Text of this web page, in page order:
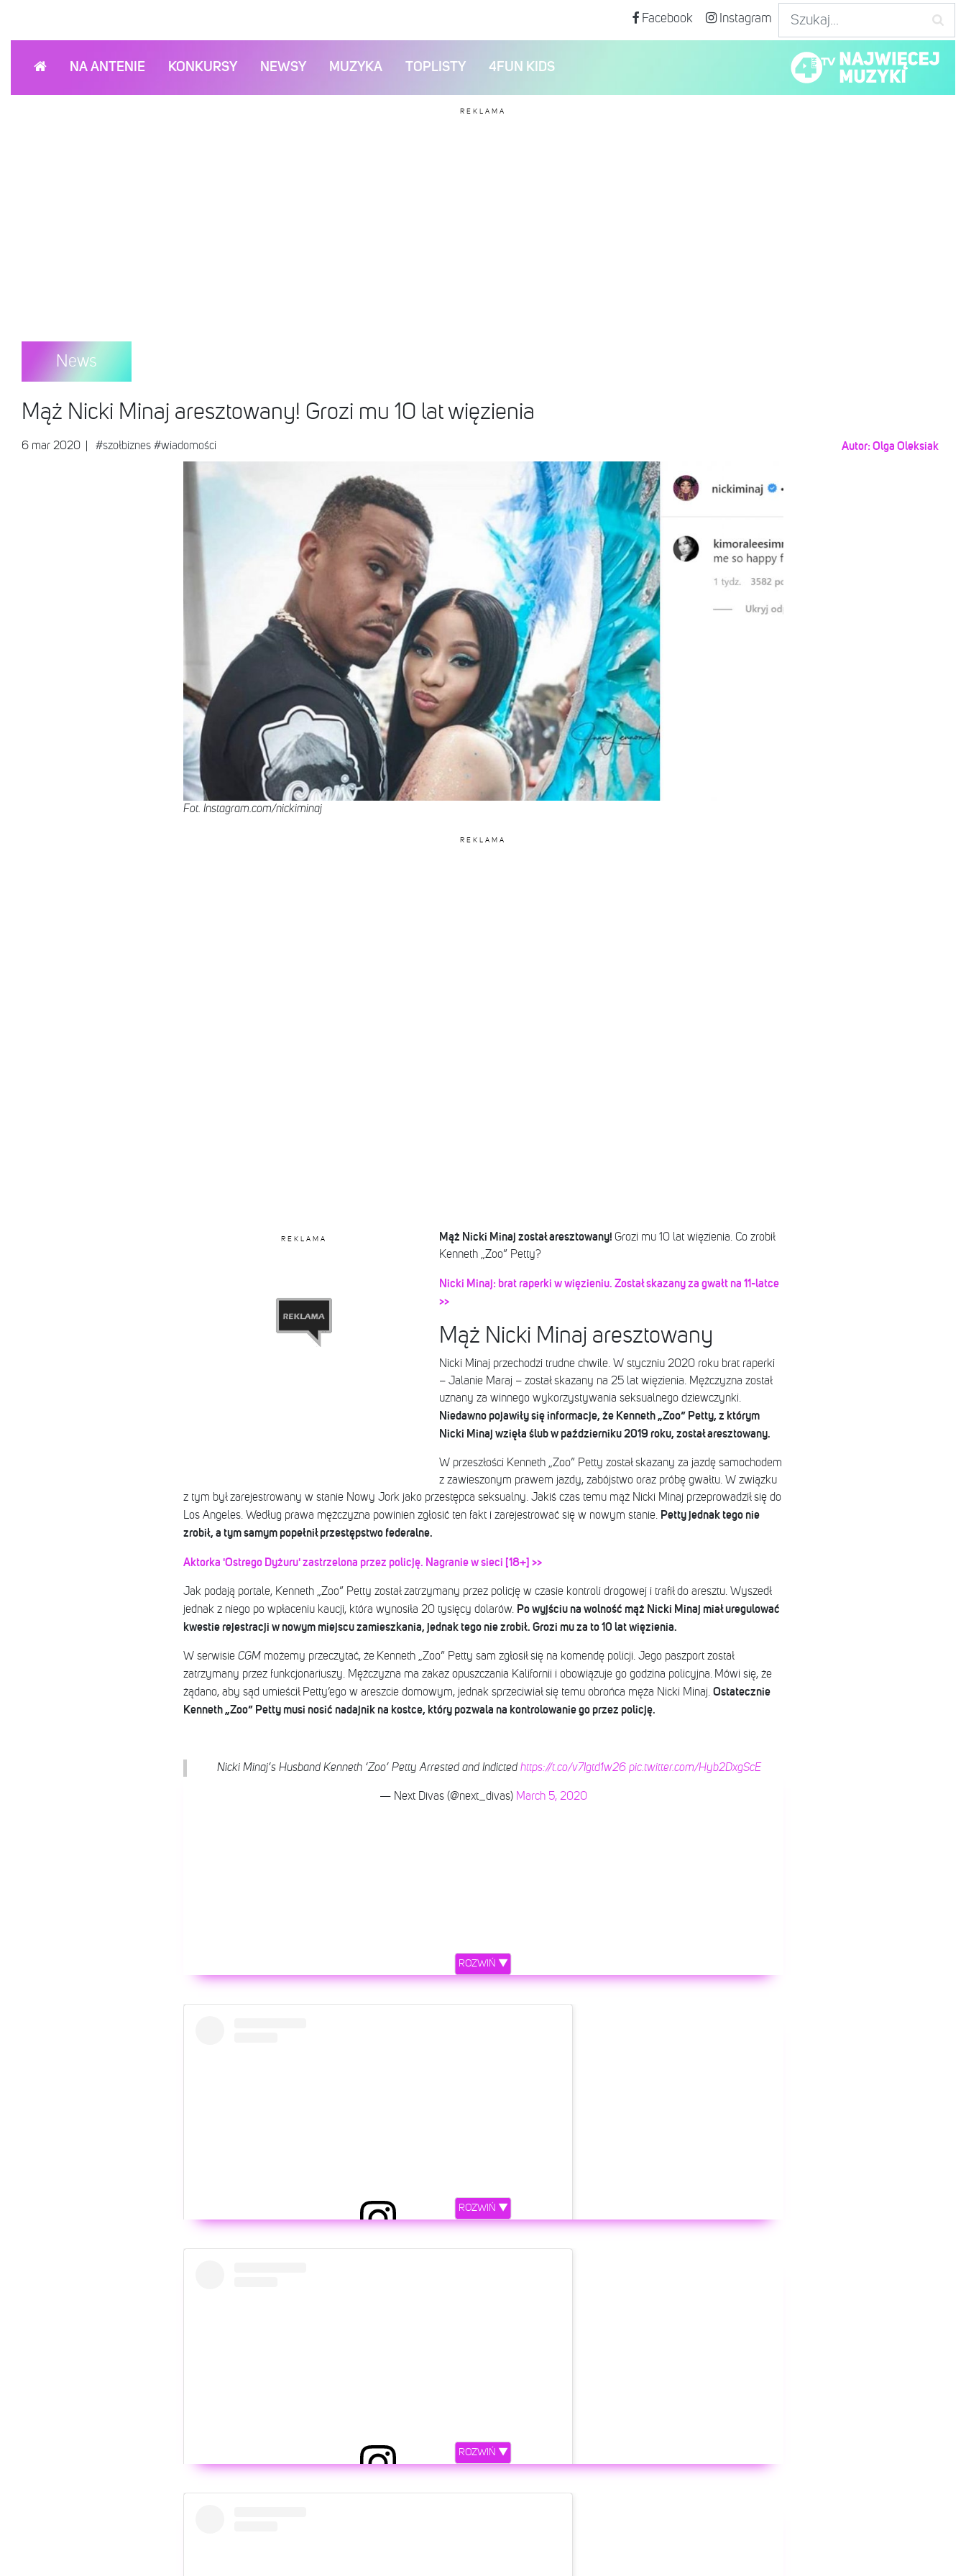
Facebook Instagram
NA ANTENIE KONKURSY NEWSY MUZYKA TOPLISTY 4FUN KIDS
REKLAMA
News
Mąż Nicki Minaj aresztowany! Grozi mu 10 lat więzienia
6 mar 2020 #szołbiznes #wiadomości Autor: Olga Oleksiak
Fot. Instagram.com/nickiminaj
REKLAMA
REKLAMA Mąż Nicki Minaj został aresztowany! Grozi mu 10 lat więzienia. Co zrobił
Kenneth „Zoo” Petty?
Nicki Minaj: brat raperki w więzieniu. Został skazany za gwałt na 11-latce
>>
Mąż Nicki Minaj aresztowany
Nicki Minaj przechodzi trudne chwile. W styczniu 2020 roku brat raperki
– Jalanie Maraj – został skazany na 25 lat więzienia. Mężczyzna został
uznany za winnego wykorzystywania seksualnego dziewczynki.
Niedawno pojawiły się informacje, że Kenneth „Zoo” Petty, z którym
Nicki Minaj wzięła ślub w październiku 2019 roku, został aresztowany.
W przeszłości Kenneth „Zoo” Petty został skazany za jazdę samochodem
z zawieszonym prawem jazdy, zabójstwo oraz próbę gwałtu. W związku
z tym był zarejestrowany w stanie Nowy Jork jako przestępca seksualny. Jakiś czas temu mąż Nicki Minaj przeprowadził się do
Los Angeles. Według prawa mężczyzna powinien zgłosić ten fakt i zarejestrować się w nowym stanie. Petty jednak tego nie
zrobił, a tym samym popełnił przestępstwo federalne.
Aktorka 'Ostrego Dyżuru' zastrzelona przez policję. Nagranie w sieci [18+] >>
Jak podają portale, Kenneth „Zoo” Petty został zatrzymany przez policję w czasie kontroli drogowej i trafił do aresztu. Wyszedł
jednak z niego po wpłaceniu kaucji, która wynosiła 20 tysięcy dolarów. Po wyjściu na wolność mąż Nicki Minaj miał uregulować
kwestie rejestracji w nowym miejscu zamieszkania, jednak tego nie zrobił. Grozi mu za to 10 lat więzienia.
W serwisieCGMmożemy przeczytać, że Kenneth „Zoo” Petty sam zgłosił się na komendę policji. Jego paszport został
zatrzymany przez funkcjonariuszy. Mężczyzna ma zakaz opuszczania Kalifornii i obowiązuje go godzina policyjna. Mówi się, że
żądano, aby sąd umieścił Petty’ego w areszcie domowym, jednak sprzeciwiał się temu obrońca męża Nicki Minaj. Ostatecznie
Kenneth „Zoo” Petty musi nosić nadajnik na kostce, który pozwala na kontrolowanie go przez policję.
Nicki Minaj’s Husband Kenneth ‘Zoo’ Petty Arrested and Indicted https://t.co/v7Igtd1w26 pic.twitter.com/Hyb2DxgScE
— Next Divas (@next_divas) March 5, 2020
ROZWIŃ ▼
Post udostępniony przez Barbie (@nickiminaj) Lut 27, 2020 o 5:52 PST
ROZWIŃ ▼
ROZWIŃ ▼